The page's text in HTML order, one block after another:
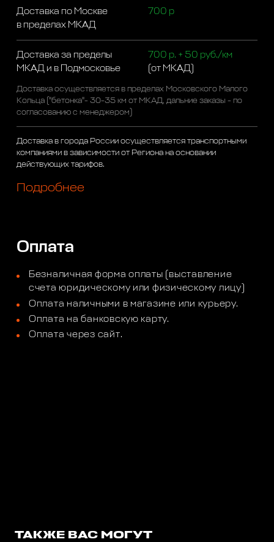
Доставка по Москве
в пределах МКАД
700 р
Доставка за пределы
МКАД и в Подмосковье
700 р. + 50 руб./км
(от МКАД)
Доставка осуществляется в пределах Московского Малого
Кольца ("бетонка"- 30-35 км от МКАД, дальние заказы - по
согласованию с менеджером)
Доставка в города России осуществляется транспортными
компаниями в зависимости от Региона на основании
действующих тарифов.
Подробнее
Оплата
Безналичная форма оплаты (выставление
счета юридическому или физическому лицу)
Оплата наличными в магазине или курьеру.
Оплата на банковскую карту.
Оплата через сайт.
ТАКЖЕ ВАС МОГУТ